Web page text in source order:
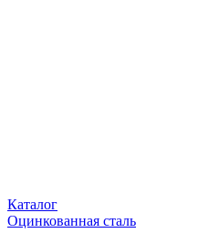
Каталог
Оцинкованная сталь